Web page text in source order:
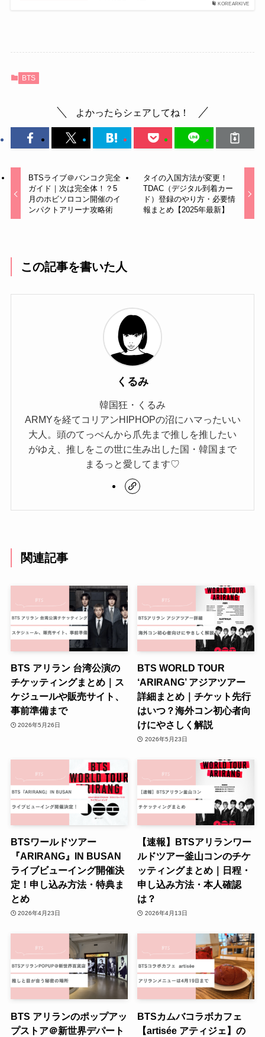
KOREARKIVE
BTS
よかったらシェアしてね！
BTSライブ＠バンコク完全
ガイド｜次は完全体！？5
月のホビソロコン開催のイ
ンパクトアリーナ攻略術
タイの入国方法が変更！
TDAC（デジタル到着カー
ド）登録のやり方・必要情
報まとめ【2025年最新】
この記事を書いた人
くるみ
韓国狂・くるみ
ARMYを経てコリアンHIPHOPの沼にハマったいい
大人。頭のてっぺんから爪先まで推しを推したい
がゆえ、推しをこの世に生み出した国・韓国まで
まるっと愛してます♡
関連記事
BTS アリラン 台湾公演の
チケッティングまとめ｜ス
ケジュールや販売サイト、
事前準備まで
2026年5月26日
BTS WORLD TOUR
‘ARIRANG’ アジアツアー
詳細まとめ｜チケット先行
はいつ？海外コン初心者向
けにやさしく解説
2026年5月23日
BTSワールドツアー
『ARIRANG』IN BUSAN
ライブビューイング開催決
定！申し込み方法・特典ま
とめ
2026年4月23日
【速報】BTSアリランワー
ルドツアー釜山コンのチケ
ッティングまとめ｜日程・
申し込み方法・本人確認
は？
2026年4月13日
BTS アリランのポップアッ
プストア＠新世界デパート
BTSカムバコラボカフェ
【artisée アティジェ】の